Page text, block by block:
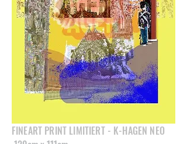
FINEART PRINT LIMITIERT - K-HAGEN NEO